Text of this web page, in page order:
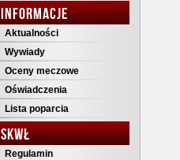
INFORMACJE
Aktualności
Wywiady
Oceny meczowe
Oświadczenia
Lista poparcia
SKWŁ
Regulamin